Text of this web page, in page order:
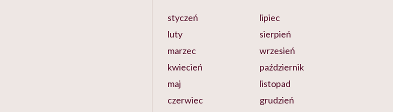
styczeń
luty
marzec
kwiecień
maj
czerwiec
lipiec
sierpień
wrzesień
październik
listopad
grudzień